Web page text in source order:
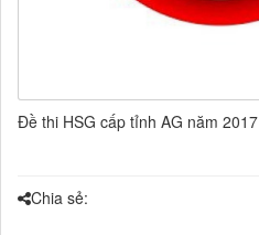
Đề thi HSG cấp tỉnh AG năm 2017
Chia sẻ: